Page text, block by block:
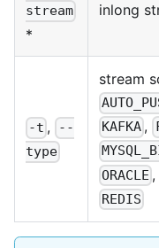
stream
*
inlong
-t ,
--
type
stream
KAFKA ,
ORACLE
REDIS